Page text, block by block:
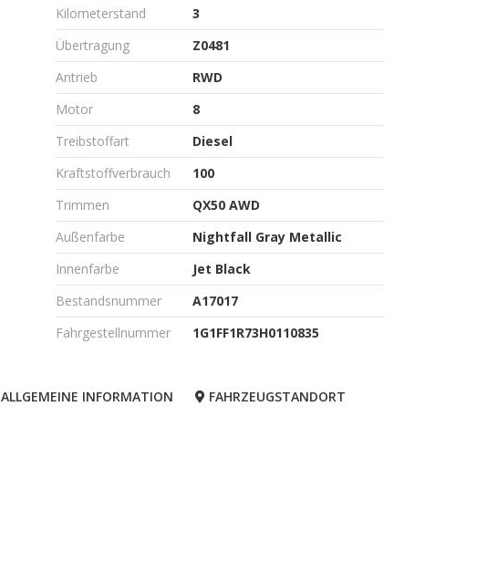
Kilometerstand
3
Übertragung
Z0481
Antrieb
RWD
Motor
8
Treibstoffart
Diesel
Kraftstoffverbrauch
100
Trimmen
QX50 AWD
Außenfarbe
Nightfall Gray Metallic
Innenfarbe
Jet Black
Bestandsnummer
A17017
Fahrgestellnummer
1G1FF1R73H0110835
ALLGEMEINE INFORMATION FAHRZEUGSTANDORT